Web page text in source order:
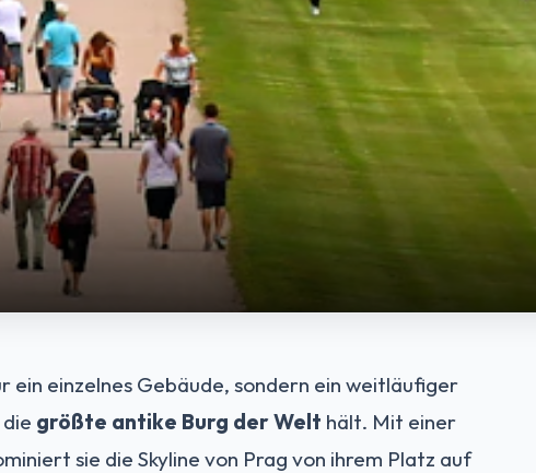
ein einzelnes Gebäude, sondern ein weitläufiger
größte antike Burg der Welt hält. Mit einer
sie die Skyline von Prag von ihrem Platz auf